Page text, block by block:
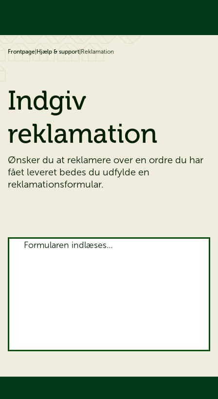
Frontpage Hjælp & support Reklamation
Indgiv
reklamation
Ønsker du at reklamere over en ordre du har
fået leveret bedes du udfylde en
reklamationsformular.